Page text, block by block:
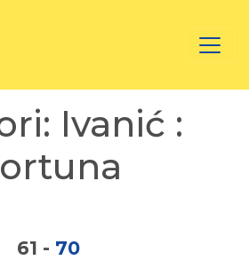
Ivanić :
61 - 70